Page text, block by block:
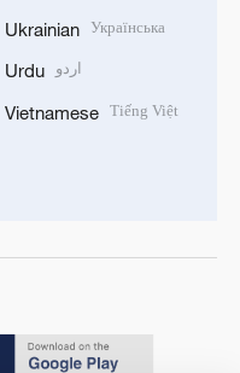
Ukrainian Українська
Urdu اردو
Vietnamese Tiếng Việt